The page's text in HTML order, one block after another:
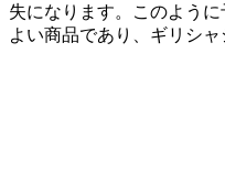
失になります。このよう
よい商品であり、ギリシ